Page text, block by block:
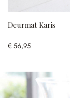
Deurmat Karis
€ 56,95